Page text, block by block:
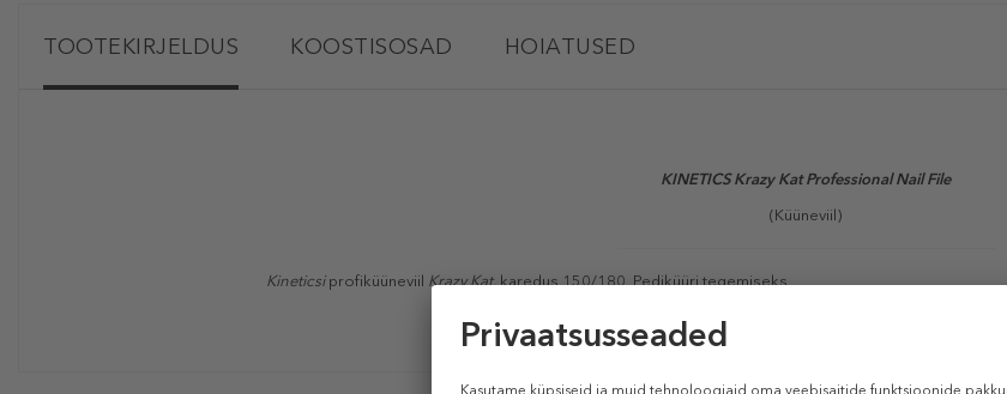
TOOTEKIRJELDUS KOOSTISOSAD HOIATUSED
KINETICS Krazy Kat Professional Nail File
(Küüneviil)
Kineticsiprofiküüneviil Krazy Kat,karedus 150/180. Pediküüri tegemiseks.